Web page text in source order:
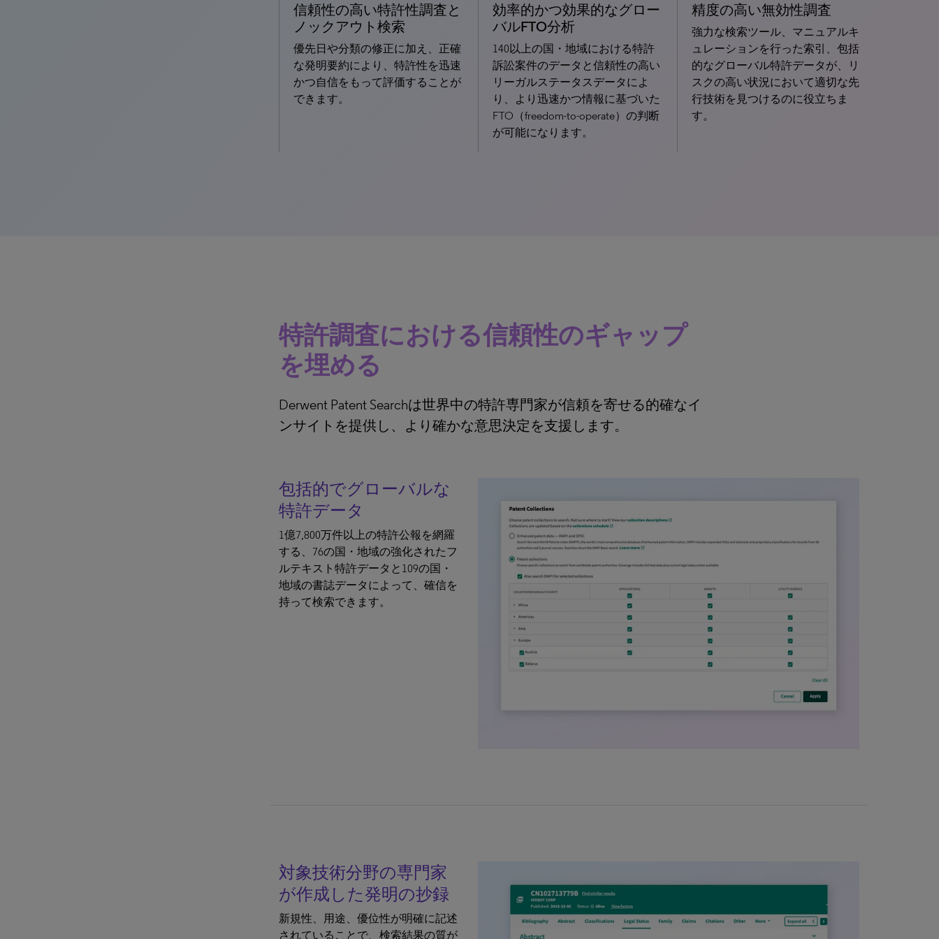
信頼性の高い特許性調査と
ノックアウト検索
優先日や分類の修正に加え、正確
な発明要約により、特許性を迅速
かつ自信をもって評価することが
できます。
効率的かつ効果的なグロー
バルFTO分析
140以上の国・地域における特許
訴訟案件のデータと信頼性の高い
リーガルステータスデータによ
り、より迅速かつ情報に基づいた
FTO（freedom-to-operate）の判断
が可能になります。
精度の高い無効性調査
強力な検索ツール、マニュアルキ
ュレーションを行った索引、包括
的なグローバル特許データが、リ
スクの高い状況において適切な先
行技術を見つけるのに役立ちま
す。
特許調査における信頼性のギャップ
を埋める
Derwent Patent Searchは世界中の特許専門家が信頼を寄せる的確なイ
ンサイトを提供し、より確かな意思決定を支援します。
包括的でグローバルな
特許データ
1億7,800万件以上の特許公報を網羅
する、76の国・地域の強化されたフ
ルテキスト特許データと109の国・
地域の書誌データによって、確信を
持って検索できます。
対象技術分野の専門家
が作成した発明の抄録
新規性、用途、優位性が明確に記述
されていることで、検索結果の質が